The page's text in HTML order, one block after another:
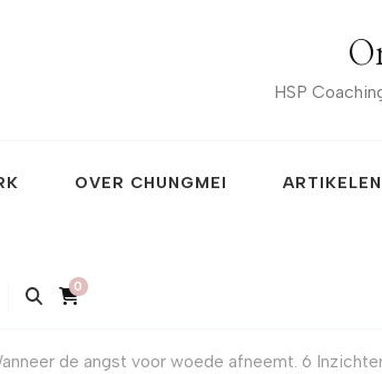
HSP
OVER CHUNGMEI ARTIKELEN
0
de angst voor woede afneemt. 6